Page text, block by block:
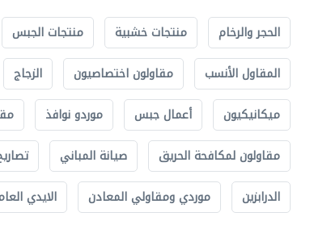
الحجر والرخام منتجات خشبية منتجات الجبس
المقاول الأنسب
مقاولون اختصاصيون الزجاج
ميكانيكيون
أعمال جبس موردو نوافذ
مقاولون لمكافحة الحريق
صيانة المباني
الدرابزين
موردي ومقاولي المعادن الايدي